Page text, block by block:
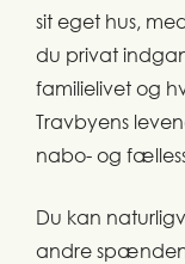
sit eget hus,
du privat
familielivet og
Travbyens
nabo- og
Du kan
andre